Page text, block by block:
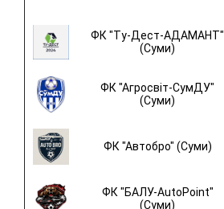
ФК "Ту-Дест-АДАМАНТ"
(Суми)
ФК "Агросвіт-СумДУ"
(Суми)
ФК "Автобро" (Суми)
ФК "БАЛУ-AutoPoint"
(Суми)